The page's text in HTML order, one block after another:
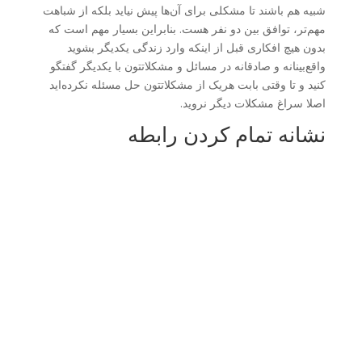
شبیه هم باشند تا مشکلی برای آن‌ها پیش نیاید بلکه از شباهت
مهم‌تر، توافق بین دو نفر هست. بنابراین بسیار مهم است که
بدون هیچ افکاری قبل از اینکه وارد زندگی یکدیگر بشوید
واقع‌بینانه و صادقانه در مسائل و مشکلاتتون با یکدیگر گفتگو
کنید و تا وقتی بابت هریک از مشکلاتتون حل مسئله نکرده‌اید
اصلا سراغ مشکلات دیگر نروید.
نشانه تمام کردن رابطه